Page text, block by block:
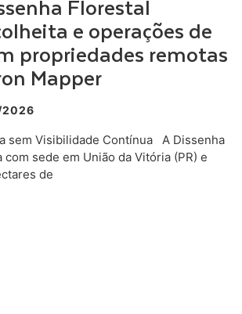
Florestal
e operações de
propriedades remotas
Mapper
2026
sem Visibilidade Contínua A Dissenha
sede em União da Vitória (PR) e
de